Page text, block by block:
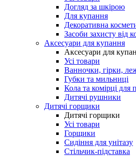
Догляд за шкірою
Для купання
Декоративна
Засоби захисту від
Аксесуари для купання
Аксесуари для
Усі товари
Ванночки, гірки,
Губки та мильниці
Кола та комірці для
Дитячі рушники
Дитячі горщики
Дитячі горщики
Усі товари
Горщики
Сидіння для унітазу
Стільчик-підставка